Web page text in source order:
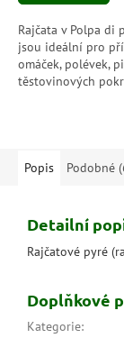
5
hvězdiček.
Rajčata v Polpa di
jsou ideální pro
omáček, polévek,
těstovinových
Popis
Podobné
Detailní
Rajčatové pyré
Doplňkové
Kategorie: